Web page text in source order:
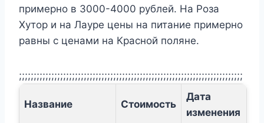
примерно в 3000-4000 рублей. На Роза
Хутор и на Лауре цены на питание примерно
равны с ценами на Красной поляне.
;;;;;;;;;;;;;;;;;;;;;;;;;;;;;;;;;;;;;;;;;;;;;;;;;;;;;;;;;;;;;;;;;;;;;;;;;;;;
Название Стоимость
Дата
изменения